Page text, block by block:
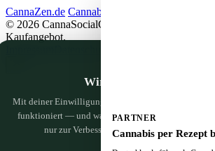
Wir haben da ein paar
Mit deiner Einwilligung nutzen wir Google
funktioniert — und was wir noch besser machen
nur zur Verbesserung. Mehr dazu in der
CannaZen.de Cannabis per Rezept
© 2026 CannaSocialClub.de — Alle Angaben
Kaufangebot.
PARTNER
Cannabis per Rezept